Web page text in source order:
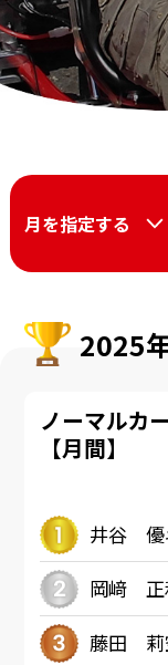
月を指定する
2025
ノーマルカ
【月間】
井谷 優
岡﨑 正
藤田 莉